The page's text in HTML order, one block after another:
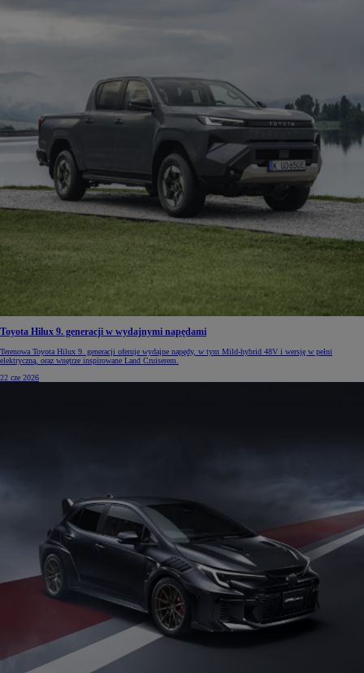
Toyota Hilux 9. generacji w wydajnymi napędami
Terenowa Toyota Hilux 9. generacji oferuje wydajne napędy, w tym Mild-hybrid 48V i wersję w pełni
elektryczną, oraz wnętrze inspirowane Land Cruiserem.
22 cze 2026